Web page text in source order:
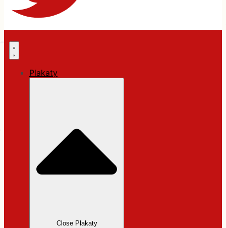
Plakaty
Close Plakaty